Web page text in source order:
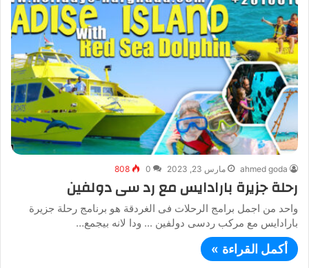
ahmed goda مارس 23, 2023 0
808
رحلة جزيرة بارادايس مع رد سى دولفين
واحد من اجمل برامج الرحلات فى الغردقة هو برنامج رحلة جزيرة
بارادايس مع مركب ردسى دولفين ... ودا لانه بيجمع…
أكمل القراءة »